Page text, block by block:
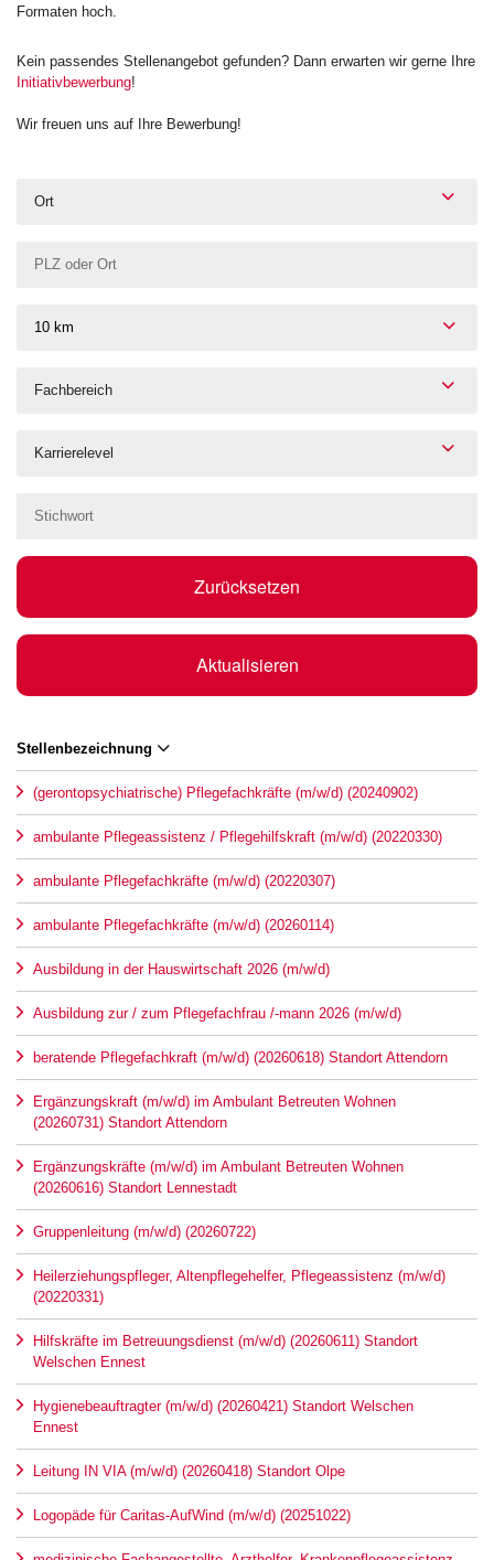
Formaten hoch.
Kein passendes Stellenangebot gefunden? Dann erwarten wir gerne Ihre
Initiativbewerbung!
Wir freuen uns auf Ihre Bewerbung!
Ort
10 km
Fachbereich
Karrierelevel
Zurücksetzen
Aktualisieren
Stellenbezeichnung
(gerontopsychiatrische) Pflegefachkräfte (m/w/d) (20240902)
ambulante Pflegeassistenz / Pflegehilfskraft (m/w/d) (20220330)
ambulante Pflegefachkräfte (m/w/d) (20220307)
ambulante Pflegefachkräfte (m/w/d) (20260114)
Ausbildung in der Hauswirtschaft 2026 (m/w/d)
Ausbildung zur / zum Pflegefachfrau /-mann 2026 (m/w/d)
beratende Pflegefachkraft (m/w/d) (20260618) Standort Attendorn
Ergänzungskraft (m/w/d) im Ambulant Betreuten Wohnen
(20260731) Standort Attendorn
Ergänzungskräfte (m/w/d) im Ambulant Betreuten Wohnen
(20260616) Standort Lennestadt
Gruppenleitung (m/w/d) (20260722)
Heilerziehungspfleger, Altenpflegehelfer, Pflegeassistenz (m/w/d)
(20220331)
Hilfskräfte im Betreuungsdienst (m/w/d) (20260611) Standort
Welschen Ennest
Hygienebeauftragter (m/w/d) (20260421) Standort Welschen
Ennest
Leitung IN VIA (m/w/d) (20260418) Standort Olpe
Logopäde für Caritas-AufWind (m/w/d) (20251022)